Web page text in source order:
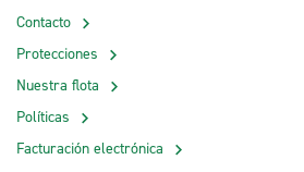
Contacto
Protecciones
Nuestra flota
Políticas
Facturación electrónica